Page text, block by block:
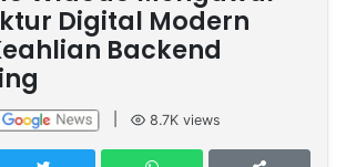
Digital Modern
Backend
8.7K views